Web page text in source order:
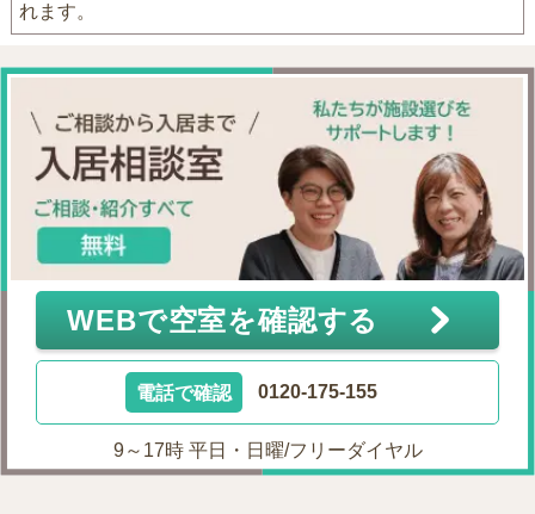
れます。
WEBで空室を確認する
電話で確認 0120-175-155
9～17時 平日・日曜/フリーダイヤル